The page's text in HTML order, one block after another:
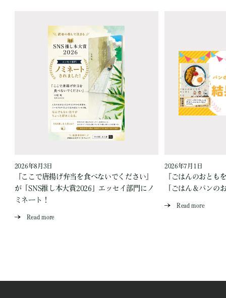
2026年8月3日
『ここで唐揚げ弁当を食べないでください』
が「SNS推し本大賞2026」エッセイ部門にノ
ミネート！
Read more
2026年7月1日
『ごはんのおとも
「ごはん＆パンの
Read more